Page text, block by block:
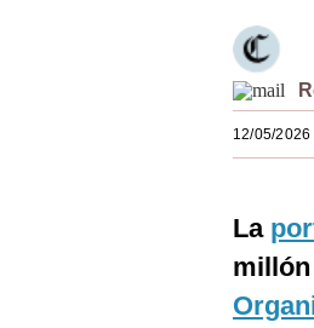
12/05/2026
La
millón